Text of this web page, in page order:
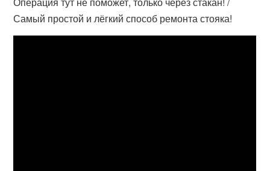
Самый простой и лёгкий способ ремонта стояка!